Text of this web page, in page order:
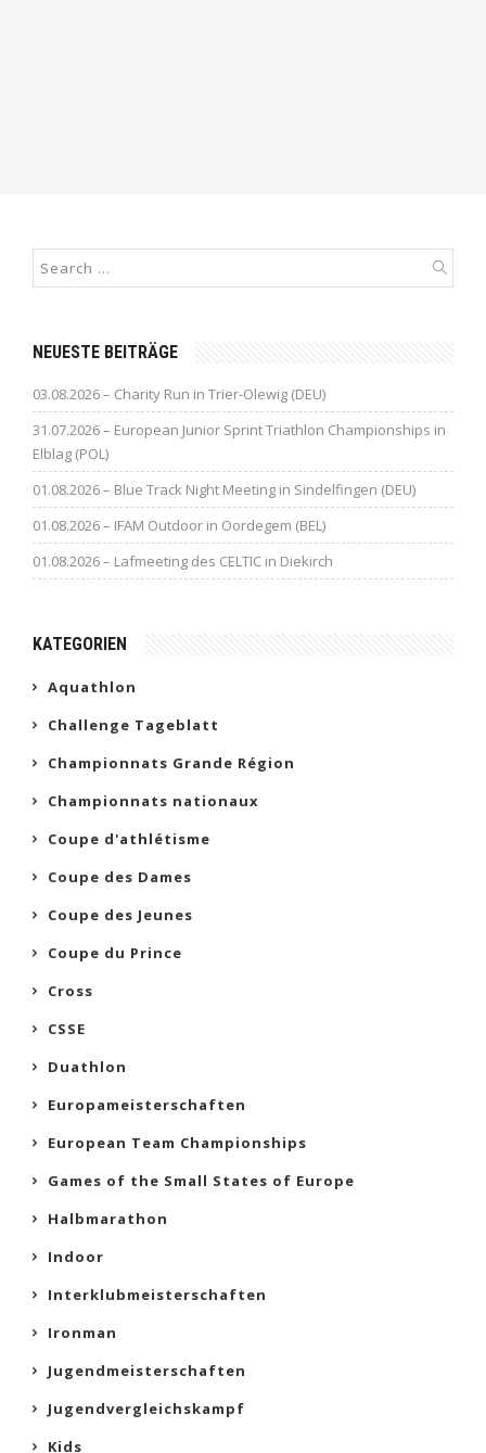
NEUESTE BEITRÄGE
03.08.2026 – Charity Run in Trier-Olewig (DEU)
31.07.2026 – European Junior Sprint Triathlon Championships in
Elblag (POL)
01.08.2026 – Blue Track Night Meeting in Sindelfingen (DEU)
01.08.2026 – IFAM Outdoor in Oordegem (BEL)
01.08.2026 – Lafmeeting des CELTIC in Diekirch
KATEGORIEN
Aquathlon
Challenge Tageblatt
Championnats Grande Région
Championnats nationaux
Coupe d'athlétisme
Coupe des Dames
Coupe des Jeunes
Coupe du Prince
Cross
CSSE
Duathlon
Europameisterschaften
European Team Championships
Games of the Small States of Europe
Halbmarathon
Indoor
Interklubmeisterschaften
Ironman
Jugendmeisterschaften
Jugendvergleichskampf
Kids